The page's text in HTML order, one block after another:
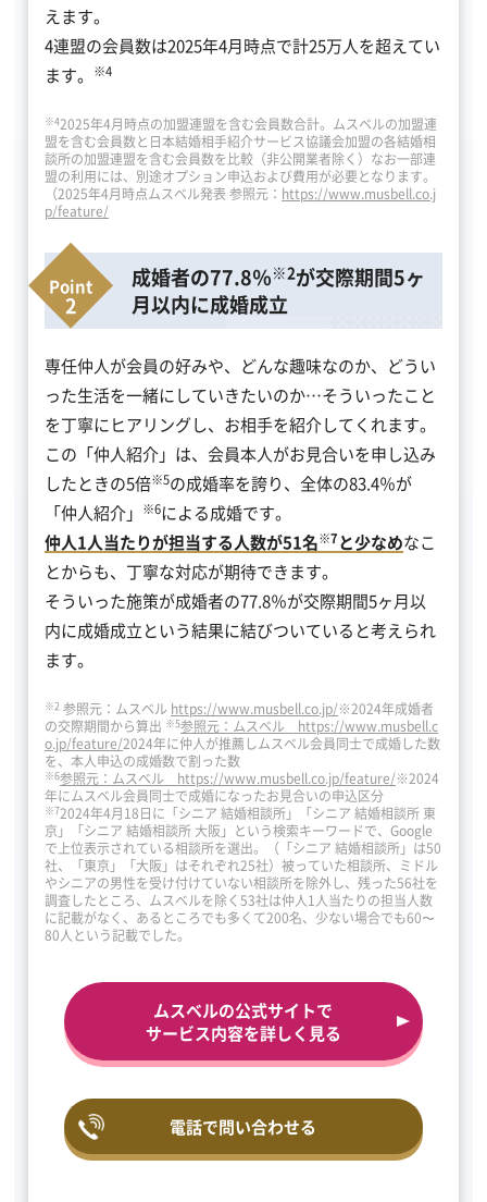
えます。
4連盟の会員数は2025年4月時点で計25万人を超えてい
ます。
※4
※42025年4月時点の加盟連盟を含む会員数合計。ムスベルの加盟連
盟を含む会員数と日本結婚相手紹介サービス協議会加盟の各結婚相
談所の加盟連盟を含む会員数を比較（非公開業者除く）なお一部連
盟の利用には、別途オプション申込および費用が必要となります。
（2025年4月時点ムスベル発表 参照元： https://www.musbell.co.j
p/feature/
成婚者の77.8％※2が交際期間5ヶ
月以内に成婚成立
専任仲人が会員の好みや、どんな趣味なのか、どうい
った生活を一緒にしていきたいのか…そういったこと
を丁寧にヒアリングし、お相手を紹介してくれます。
この「仲人紹介」は、会員本人がお見合いを申し込み
したときの5倍※5の成婚率を誇り、全体の83.4％が
「仲人紹介」
※6による成婚です。
仲人1人当たりが担当する人数が51名※7と少なめなこ
とからも、丁寧な対応が期待できます。
そういった施策が成婚者の77.8％が交際期間5ヶ月以
内に成婚成立という結果に結びついていると考えられ
ます。
※2 参照元：ムスベル https://www.musbell.co.jp/※2024年成婚者
の交際期間から算出 ※5参照元：ムスベル https://www.musbell.c
o.jp/feature/2024年に仲人が推薦しムスベル会員同士で成婚した数
を、本人申込の成婚数で割った数
※6参照元：ムスベル https://www.musbell.co.jp/feature/※2024
年にムスベル会員同士で成婚になったお見合いの申込区分
※72024年4月18日に「シニア 結婚相談所」「シニア 結婚相談所 東
京」「シニア 結婚相談所 大阪」という検索キーワードで、Google
で上位表示されている相談所を選出。（「シニア 結婚相談所」は50
社、「東京」「大阪」はそれぞれ25社）被っていた相談所、ミドル
やシニアの男性を受け付けていない相談所を除外し、残った56社を
調査したところ、ムスベルを除く53社は仲人1人当たりの担当人数
に記載がなく、あるところでも多くて200名、少ない場合でも60〜
80人という記載でした。
ムスベルの公式サイトで
サービス内容を詳しく見る
電話で問い合わせる